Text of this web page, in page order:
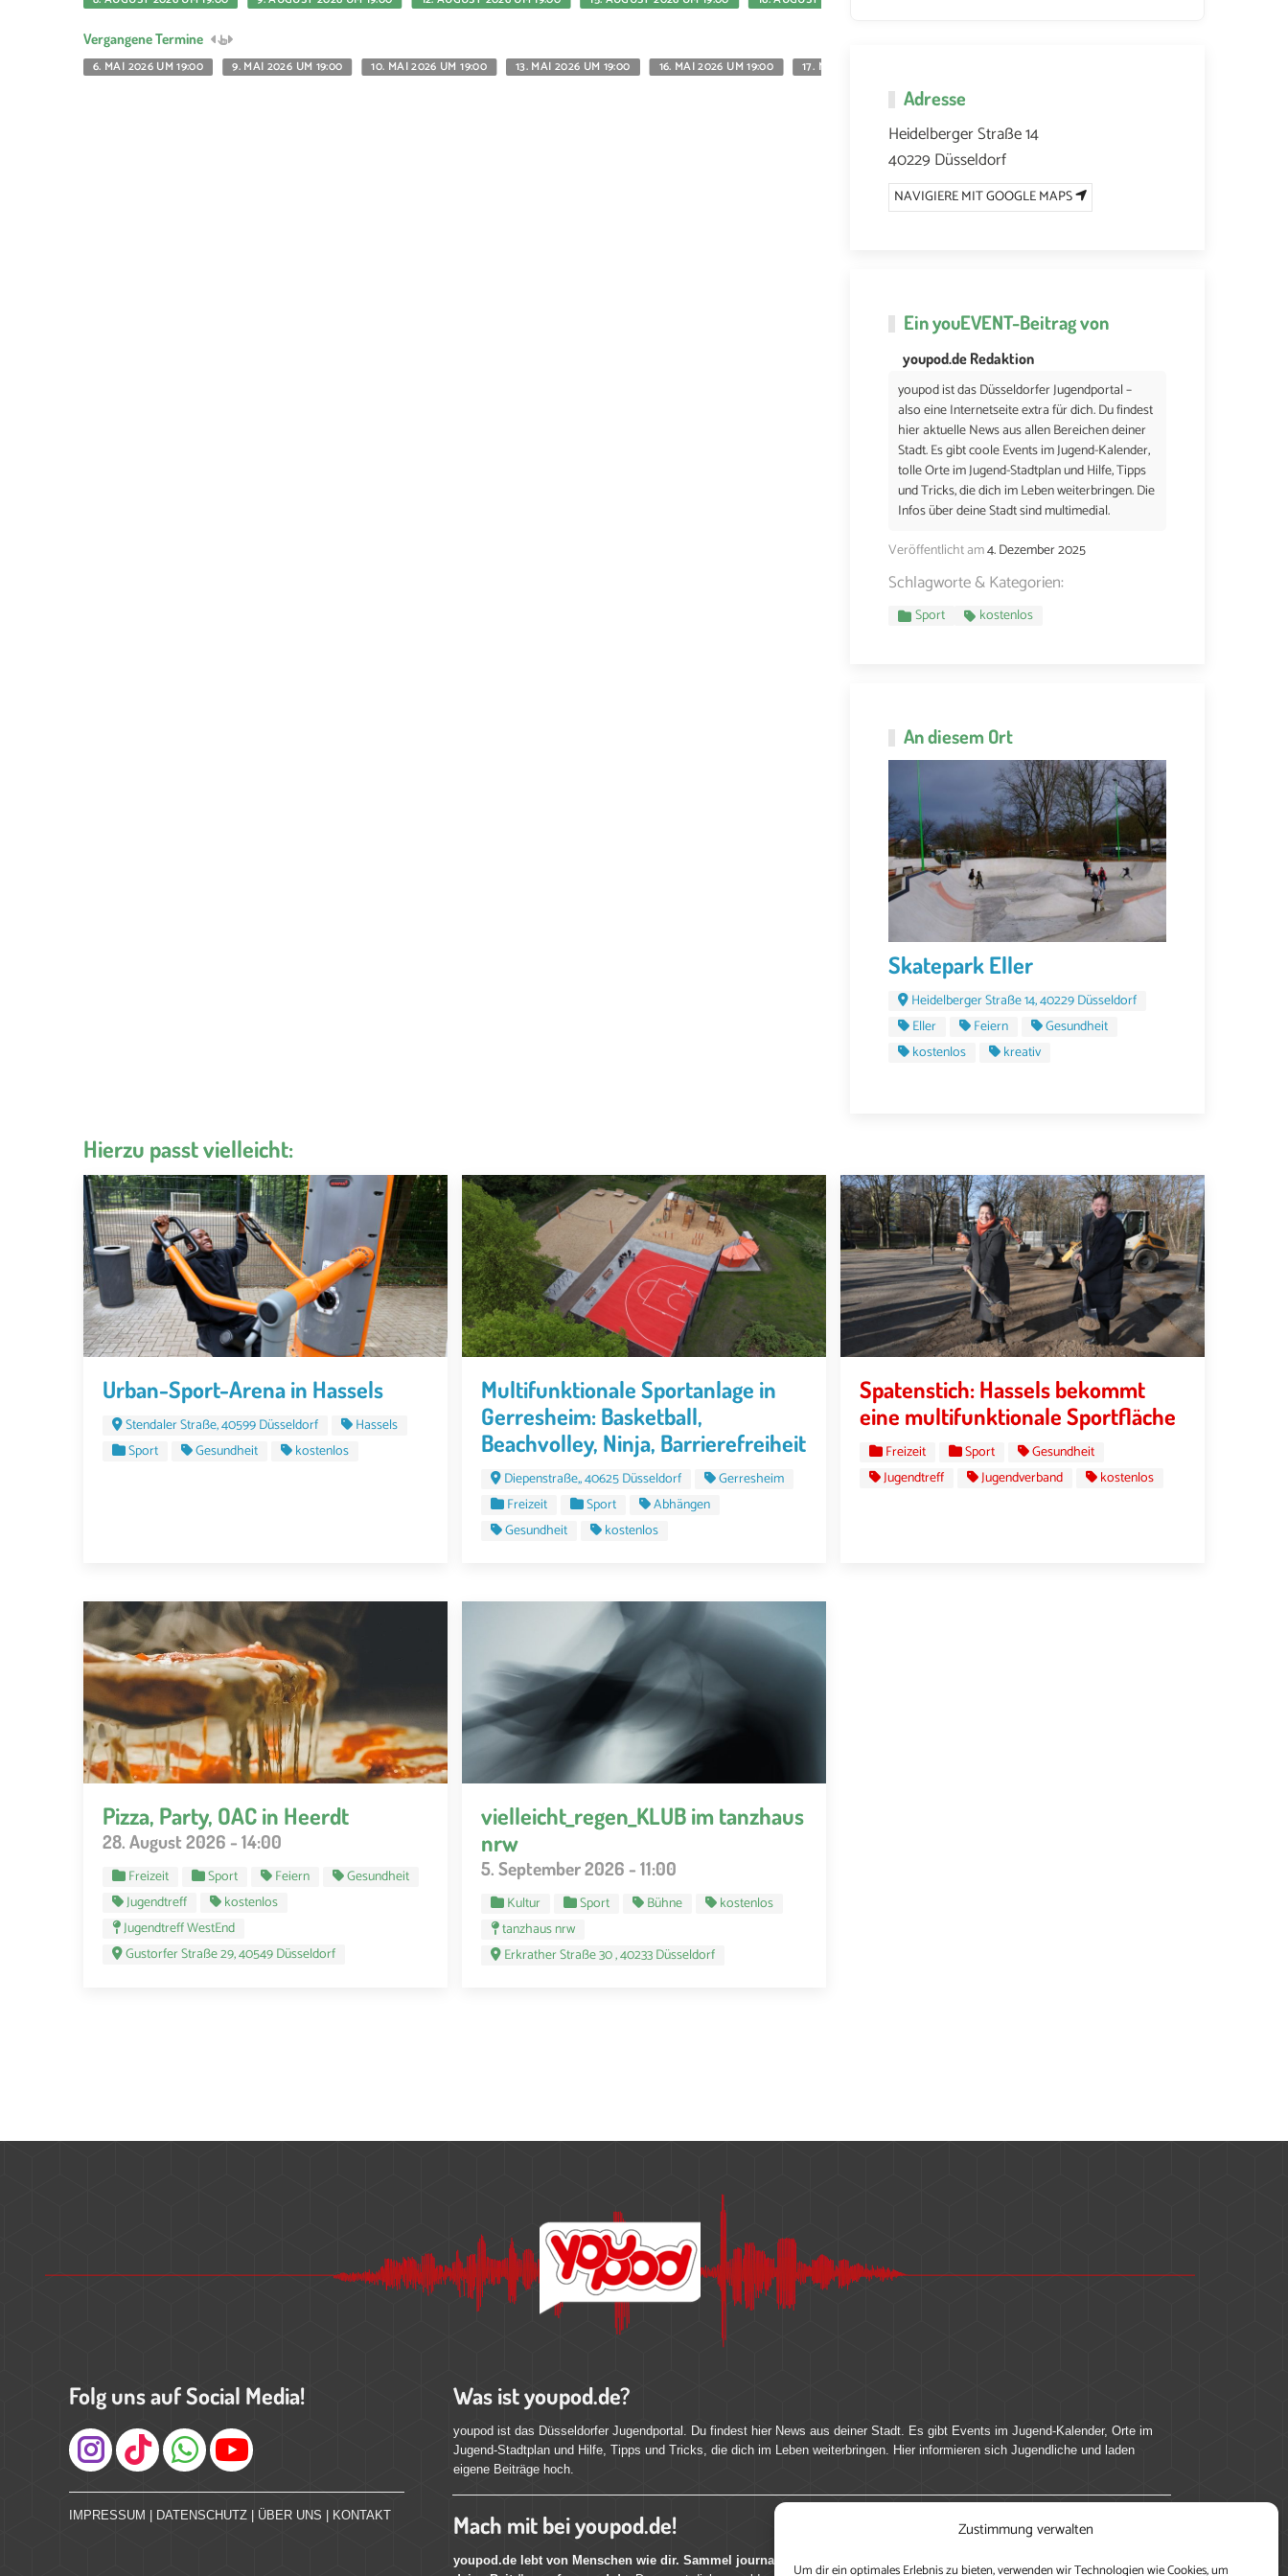
Zustimmung verwalten
Um dir ein optimales Erlebnis zu bieten, verwenden wir Technologien wie Cookies, um
Vergangene Termine
6. MAI 2026 UM 19:00
9. MAI 2026 UM 19:00 10. MAI 2026 UM 19:00 13. MAI 2026 UM 19:00 16. MAI 2026 UM 19:00 17. MAI 2026 UM 19:00
Adresse
Heidelberger Straße 14
40229 Düsseldorf
NAVIGIERE MIT GOOGLE MAPS
EinyouEVENT-Beitrag von
youpod.de Redaktion
youpod ist das Düsseldorfer Jugendportal –
also eine Internetseite extra für dich. Du findest
hier aktuelle News aus allen Bereichen deiner
Stadt. Es gibt coole Events im Jugend-Kalender,
tolle Orte im Jugend-Stadtplan und Hilfe, Tipps
und Tricks, die dich im Leben weiterbringen. Die
Infos über deine Stadt sind multimedial.
Veröffentlicht am4. Dezember 2025
Schlagworte & Kategorien:
Sport kostenlos
An diesem Ort
Skatepark Eller
Heidelberger Straße 14, 40229 Düsseldorf
Eller
Feiern
Gesundheit
kostenlos
kreativ
Hierzu passt vielleicht:
Urban-Sport-Arena in Hassels
Stendaler Straße, 40599 Düsseldorf
Hassels
Sport
Gesundheit kostenlos
Multifunktionale Sportanlage in
Gerresheim: Basketball,
Beachvolley, Ninja, Barrierefreiheit
Diepenstraße,, 40625 Düsseldorf
Gerresheim
Freizeit
Sport
Abhängen
Gesundheit
kostenlos
Spatenstich: Hassels bekommt
eine multifunktionale Sportfläche
Freizeit Sport
Gesundheit
Jugendtreff
Jugendverband kostenlos
Pizza, Party, OAC in Heerdt
28. August 2026 - 14:00
Freizeit Sport Feiern
Gesundheit
Jugendtreff
kostenlos
Jugendtreff WestEnd
Gustorfer Straße 29, 40549 Düsseldorf
vielleicht_regen_KLUB im tanzhaus
nrw
5. September 2026 - 11:00
Kultur Sport Bühne
kostenlos
tanzhaus nrw
Erkrather Straße 30 , 40233 Düsseldorf
Folg uns auf Social Media!
Instagram
IMPRESSUM DATENSCHUTZ ÜBER UNS KONTAKT
Was ist youpod.de?
youpod ist das Düsseldorfer Jugendportal. Du findest hier News aus deiner Stadt. Es gibt Events im Jugend-Kalender, Orte im
Jugend-Stadtplan und Hilfe, Tipps und Tricks, die dich im Leben weiterbringen. Hier informieren sich Jugendliche und laden
eigene Beiträge hoch.
Mach mit bei youpod.de!
youpod.de lebt von Menschen wie dir. Sammel journalistische Erfahrung, teile deine Perspektive und veröffentliche